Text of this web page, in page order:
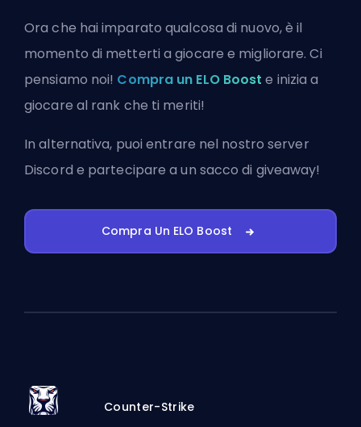
Ora che hai imparato qualcosa di nuovo, è il
momento di metterti a giocare e migliorare. Ci
pensiamo noi! Compra un ELO Boost e inizia a
giocare al rank che ti meriti!
In alternativa, puoientrare nel nostro server
Discord e partecipare a un sacco di giveaway!
Compra Un ELO Boost
Counter-Strike